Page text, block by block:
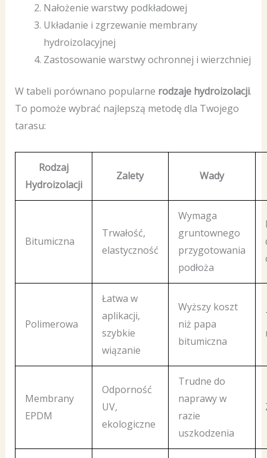
Nałożenie warstwy podkładowej
Układanie i zgrzewanie membrany
hydroizolacyjnej
Zastosowanie warstwy ochronnej i wierzchniej
W tabeli porównano popularne rodzaje hydroizolacji.
To pomoże wybrać najlepszą metodę dla Twojego
tarasu:
Rodzaj
Hydroizolacji
Zalety Wady
Bitumiczna
Trwałość,
elastyczność
Wymaga
gruntownego
przygotowania
podłoża
Polimerowa
Łatwa w
aplikacji,
szybkie
wiązanie
Wyższy koszt
niż papa
bitumiczna
Membrany
EPDM
Odporność
UV,
ekologiczne
Trudne do
naprawy w
razie
uszkodzenia